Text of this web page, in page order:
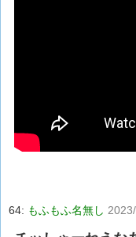
64: もふもふ名無し